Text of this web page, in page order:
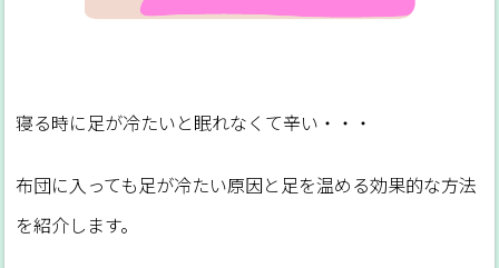
寝る時に足が冷たいと眠れなくて辛い・・・
布団に入っても足が冷たい原因と足を温める効果的な方法
を紹介します。